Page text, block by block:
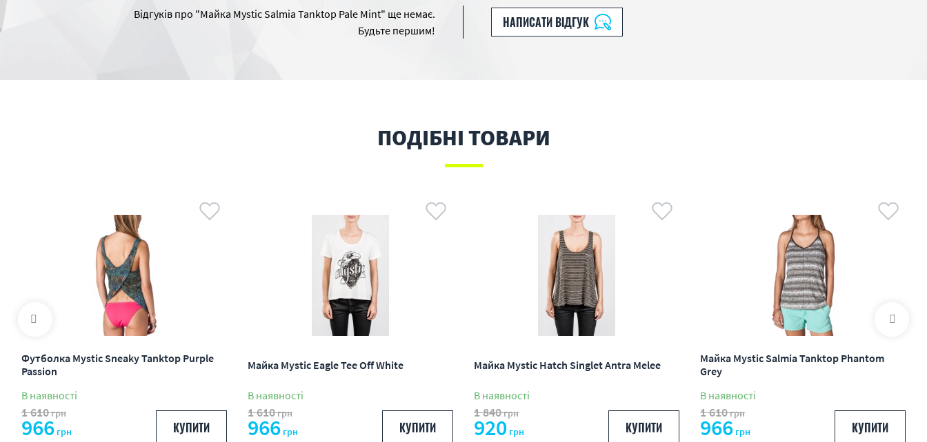
Відгуків про "Майка Mystic Salmia Tanktop Pale Mint" ще немає.
Будьте першим!
НАПИСАТИ ВІДГУК
ПОДІБНІ ТОВАРИ
Футболка Mystic Sneaky Tanktop Purple
Passion
В наявності
1 610грн
966 грн КУПИТИ
Майка Mystic Eagle Tee Off White
В наявності
1 610грн
966 грн КУПИТИ
Майка Mystic Hatch Singlet Antra Melee
В наявності
1 840грн
920 грн КУПИТИ
Майка Mystic Salmia Tanktop Phantom
Grey
В наявності
1 610грн
966 грн КУПИТИ